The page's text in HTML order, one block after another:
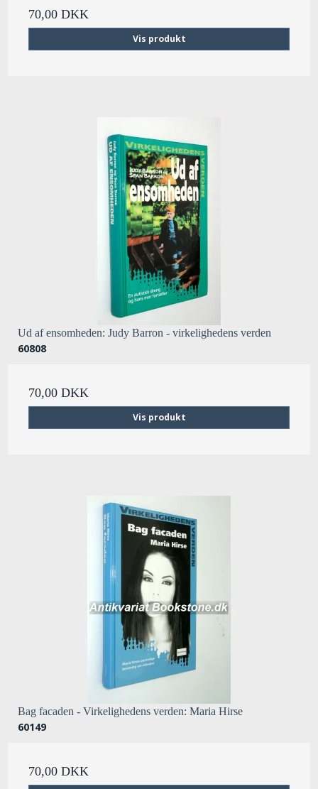
70,00 DKK
Vis produkt
Ud af ensomheden: Judy Barron - virkelighedens verden
60808
70,00 DKK
Vis produkt
Bag facaden - Virkelighedens verden: Maria Hirse
60149
70,00 DKK